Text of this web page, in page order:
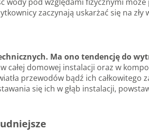
zaczynają uskarżać się na zły
Ma ono tendencję do
całej domowej instalacji oraz w
przewodów bądź ich całkowitego
się ich w głąb instalacji,